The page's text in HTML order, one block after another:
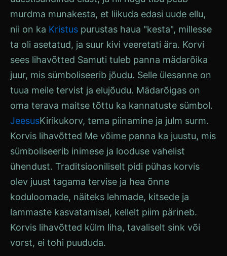
murdma munakesta, et liikuda edasi uude ellu,
nii on ka Kristus purustas haua "kesta", millesse
ta oli asetatud, ja suur kivi veeretati ära. Korvi
sees lihavõtted Samuti tuleb panna mädarõika
juur, mis sümboliseerib jõudu. Selle ülesanne on
tuua meile tervist ja elujõudu. Mädarõigas on
oma terava maitse tõttu ka kannatuste sümbol.
JeesusKirikukorv, tema piinamine ja julm surm.
Korvis lihavõtted Me võime panna ka juustu, mis
sümboliseerib inimese ja looduse vahelist
ühendust. Traditsiooniliselt pidi pühas korvis
olev juust tagama tervise ja hea õnne
koduloomade, näiteks lehmade, kitsede ja
lammaste kasvatamisel, kellelt piim pärineb.
Korvis lihavõtted külm liha, tavaliselt sink või
vorst, ei tohi puududa.